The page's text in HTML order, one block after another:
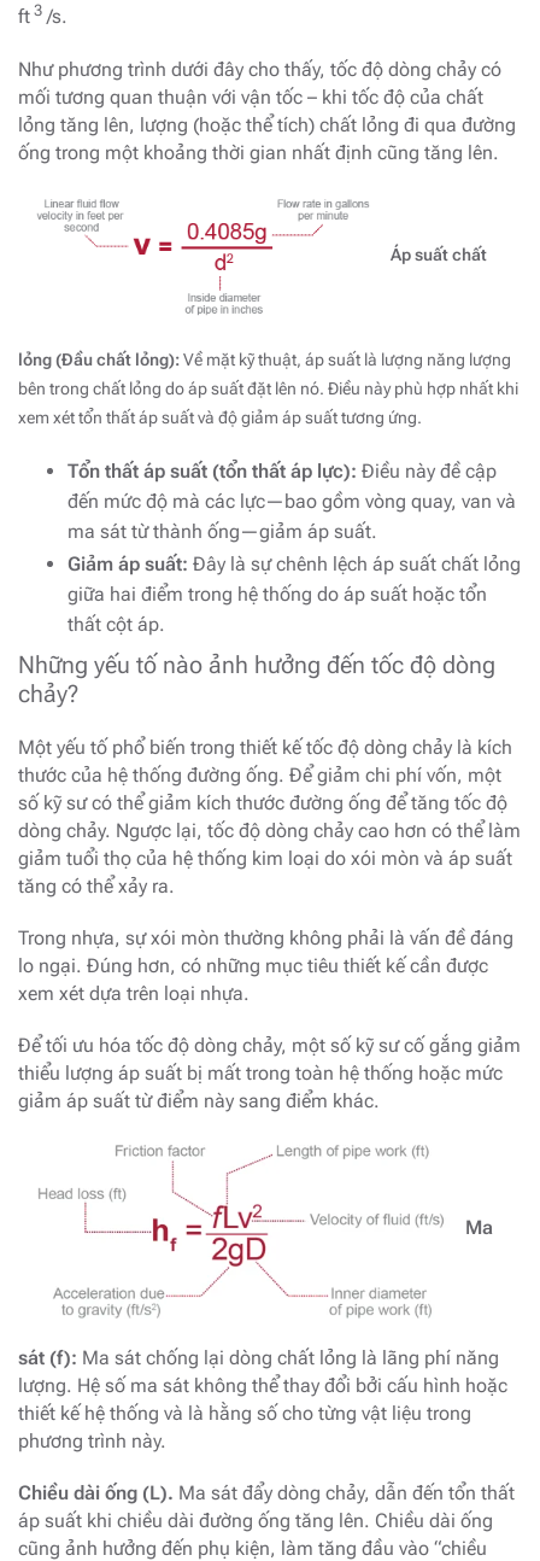
ft 3 /s.
Như phương trình dưới đây cho thấy, tốc độ dòng chảy có
mối tương quan thuận với vận tốc – khi tốc độ của chất
lỏng tăng lên, lượng (hoặc thể tích) chất lỏng đi qua đường
ống trong một khoảng thời gian nhất định cũng tăng lên.
Áp suất chất
lỏng (Đầu chất lỏng):Về mặt kỹ thuật, áp suất là lượng năng lượng
bên trong chất lỏng do áp suất đặt lên nó. Điều này phù hợp nhất khi
xem xét tổn thất áp suất và độ giảm áp suất tương ứng.
Tổn thất áp suất (tổn thất áp lực): Điều này đề cập
đến mức độ mà các lực—bao gồm vòng quay, van và
ma sát từ thành ống—giảm áp suất.
Giảm áp suất: Đây là sự chênh lệch áp suất chất lỏng
giữa hai điểm trong hệ thống do áp suất hoặc tổn
thất cột áp.
Những yếu tố nào ảnh hưởng đến tốc độ dòng
chảy?
Một yếu tố phổ biến trong thiết kế tốc độ dòng chảy là kích
thước của hệ thống đường ống. Để giảm chi phí vốn, một
số kỹ sư có thể giảm kích thước đường ống để tăng tốc độ
dòng chảy. Ngược lại, tốc độ dòng chảy cao hơn có thể làm
giảm tuổi thọ của hệ thống kim loại do xói mòn và áp suất
tăng có thể xảy ra.
Trong nhựa, sự xói mòn thường không phải là vấn đề đáng
lo ngại. Đúng hơn, có những mục tiêu thiết kế cần được
xem xét dựa trên loại nhựa.
Để tối ưu hóa tốc độ dòng chảy, một số kỹ sư cố gắng giảm
thiểu lượng áp suất bị mất trong toàn hệ thống hoặc mức
giảm áp suất từ ​​điểm này sang điểm khác.
Ma
sát (f): Ma sát chống lại dòng chất lỏng là lãng phí năng
lượng. Hệ số ma sát không thể thay đổi bởi cấu hình hoặc
thiết kế hệ thống và là hằng số cho từng vật liệu trong
phương trình này.
Chiều dài ống (L). Ma sát đẩy dòng chảy, dẫn đến tổn thất
áp suất khi chiều dài đường ống tăng lên. Chiều dài ống
cũng ảnh hưởng đến phụ kiện, làm tăng đầu vào “chiều